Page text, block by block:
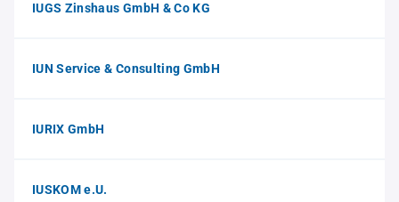
IUGS Zinshaus GmbH & Co KG
IUN Service & Consulting GmbH
IURIX GmbH
IUSKOM e.U.